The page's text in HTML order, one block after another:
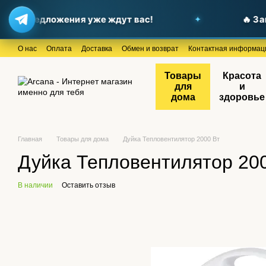
уже ждут вас! 🔥
Перейти к основному контенту
О нас Оплата Доставка Обмен и возврат Контактная
Товары
для
дома
Красота
и
здоровье
Главная Товары для дома Дуйка Тепловентилятор 2000 Вт
Дуйка Тепловентилятор
В наличии Оставить отзыв